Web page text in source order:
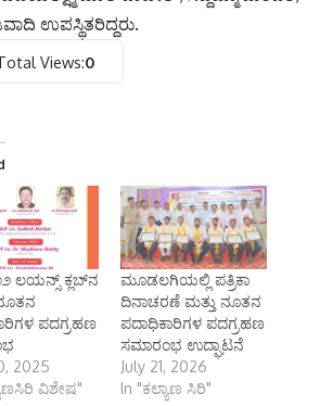
ಉಪಸ್ಥಿತರಿದ್ದರು.
Views:0
ಲಯನ್ಸ್ ಕ್ಲಬ್‌ನ
ಪದಗ್ರಹಣ
2025
ವಿಶೇಷ"
ಮೂಡಲಗಿಯಲ್ಲಿ ಪತ್ರಿಕಾ
ದಿನಾಚರಣೆ ಮತ್ತು ನೂತನ
ಪದಾಧಿಕಾರಿಗಳ ಪದಗ್ರಹಣ
ಸಮಾರಂಭ ಉದ್ಘಾಟನೆ
July 21, 2026
In "ಕಲ್ಯಾಣ ಸಿರಿ"